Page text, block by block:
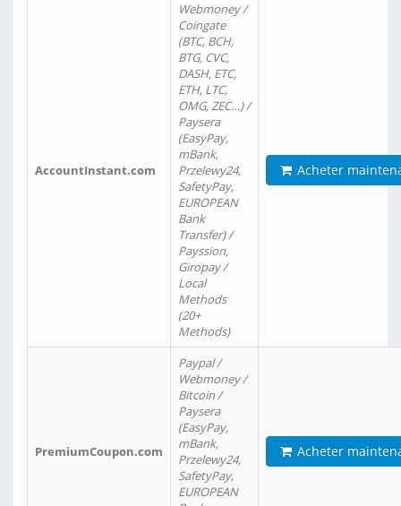
AccountInstant.com
Webmoney /
Coingate
(BTC, BCH,
BTG, CVC,
DASH, ETC,
ETH, LTC,
OMG, ZEC…) /
Paysera
(EasyPay,
mBank,
Przelewy24,
SafetyPay,
EUROPEAN
Bank
Transfer) /
Payssion,
Giropay /
Local
Methods
(20+
Methods)
Acheter
PremiumCoupon.com
Paypal /
Webmoney /
Bitcoin /
Paysera
(EasyPay,
mBank,
Przelewy24,
SafetyPay,
EUROPEAN
Acheter